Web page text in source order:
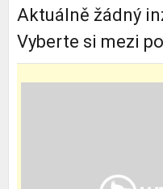
Aktuálně žádný
Vyberte si mezi